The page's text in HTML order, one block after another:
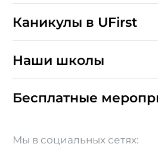
Каникулы в UFirst
Наши школы
Бесплатные
Мы в социальных сетях: